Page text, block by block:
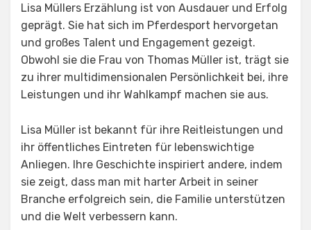
Lisa Müllers Erzählung ist von Ausdauer und Erfolg
geprägt. Sie hat sich im Pferdesport hervorgetan
und großes Talent und Engagement gezeigt.
Obwohl sie die Frau von Thomas Müller ist, trägt sie
zu ihrer multidimensionalen Persönlichkeit bei, ihre
Leistungen und ihr Wahlkampf machen sie aus.
Lisa Müller ist bekannt für ihre Reitleistungen und
ihr öffentliches Eintreten für lebenswichtige
Anliegen. Ihre Geschichte inspiriert andere, indem
sie zeigt, dass man mit harter Arbeit in seiner
Branche erfolgreich sein, die Familie unterstützen
und die Welt verbessern kann.